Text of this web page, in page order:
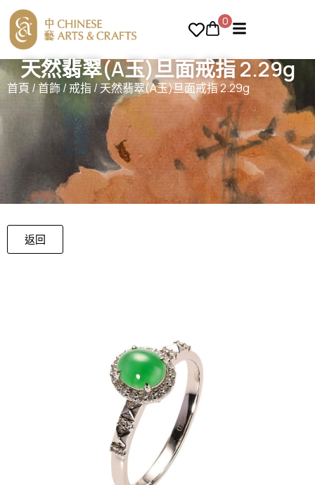
0
天然翡翠(A玉)旦面戒指 2.29g
首頁 /首飾/ 戒指/ 天然翡翠(A玉)旦面戒指 2.29g
返回